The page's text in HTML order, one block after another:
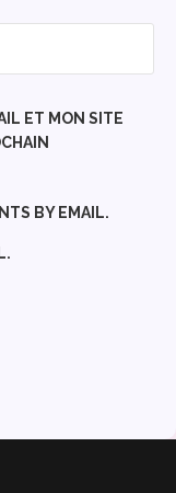
ET MON SITE
BY EMAIL.